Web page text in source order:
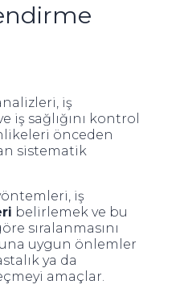
iş
iş sağlığını kontrol
önceden
sistematik
iş
belirlemek ve bu
sıralanmasını
uygun önlemler
ya da
amaçlar.